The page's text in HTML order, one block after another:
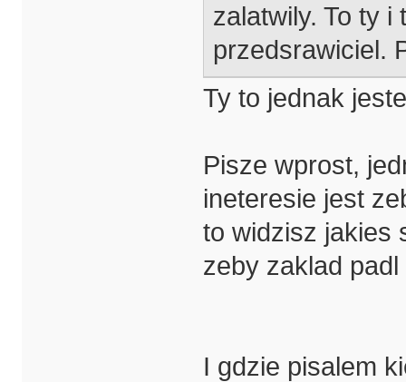
zalatwily. To ty i
przedsrawiciel.
Ty to jednak
Pisze wprost,
ineteresie jest
to widzisz jakies
zeby zaklad
I gdzie pisalem